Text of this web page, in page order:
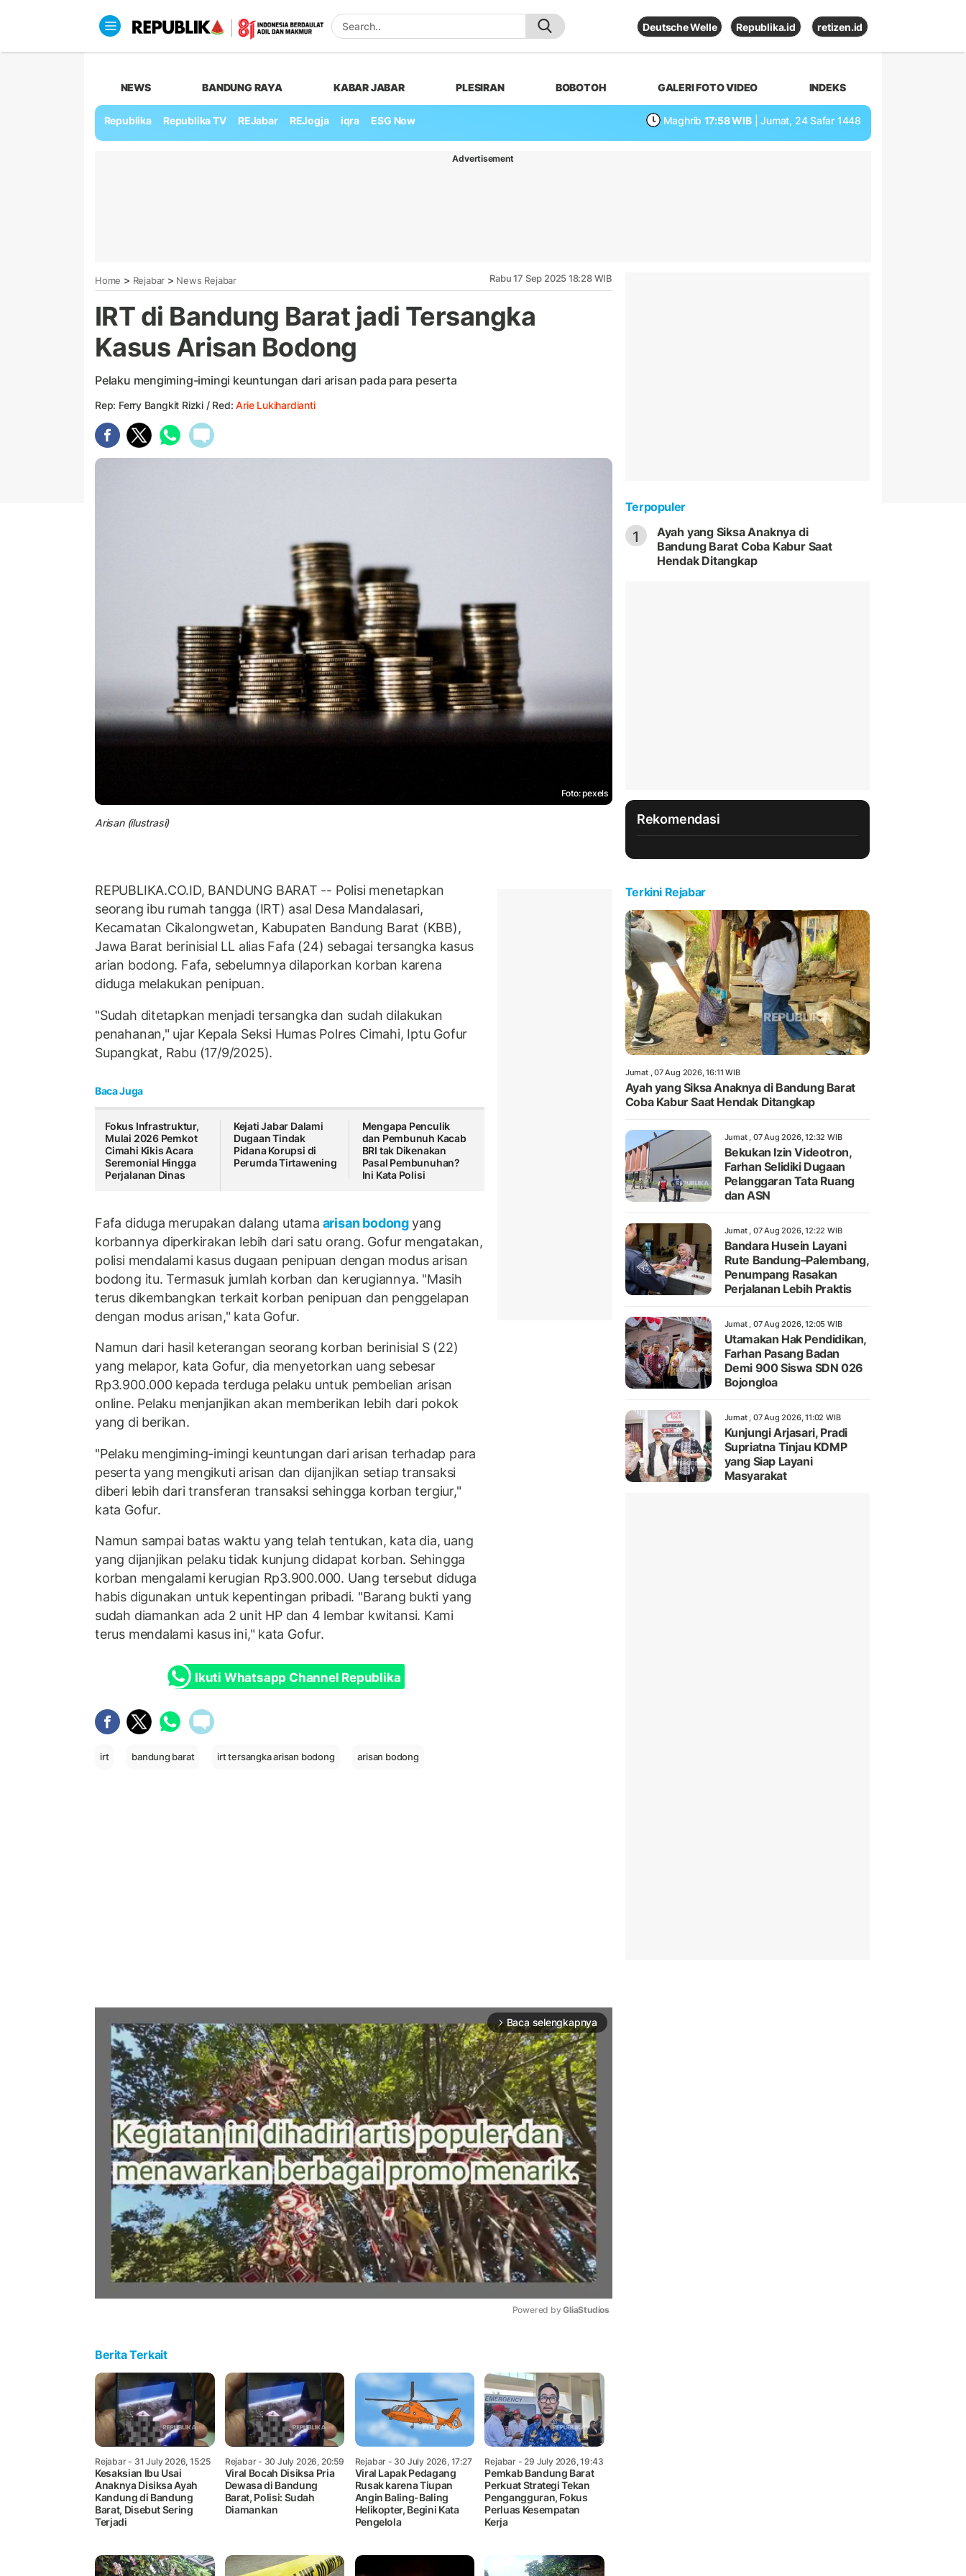
Deutsche Welle Republika.id retizen.id
NEWS BANDUNG RAYA KABAR JABAR PLESIRAN BOBOTOH GALERI FOTO VIDEO INDEKS
Republika Republika TV REJabar REJogja iqra ESG Now Maghrib 17:58 WIB | Jumat, 24 Safar 1448
Advertisement
Home > Rejabar > News Rejabar Rabu 17 Sep 2025 18:28 WIB
IRT di Bandung Barat jadi Tersangka
Kasus Arisan Bodong
Pelaku mengiming-imingi keuntungan dari arisan pada para peserta
Rep: Ferry Bangkit Rizki / Red:Arie Lukihardianti
Foto: pexels
Arisan (ilustrasi)
REPUBLIKA.CO.ID, BANDUNG BARAT -- Polisi menetapkan
seorang ibu rumah tangga (IRT) asal Desa Mandalasari,
Kecamatan Cikalongwetan, Kabupaten Bandung Barat (KBB),
Jawa Barat berinisial LL alias Fafa (24) sebagai tersangka kasus
arian bodong. Fafa, sebelumnya dilaporkan korban karena
diduga melakukan penipuan.
"Sudah ditetapkan menjadi tersangka dan sudah dilakukan
penahanan," ujar Kepala Seksi Humas Polres Cimahi, Iptu Gofur
Supangkat, Rabu (17/9/2025).
Baca Juga
Fokus Infrastruktur,
Mulai 2026 Pemkot
Cimahi Kikis Acara
Seremonial Hingga
Perjalanan Dinas
Kejati Jabar Dalami
Dugaan Tindak
Pidana Korupsi di
Perumda Tirtawening
Mengapa Penculik
dan Pembunuh Kacab
BRI tak Dikenakan
Pasal Pembunuhan?
Ini Kata Polisi
Fafa diduga merupakan dalang utama arisan bodongyang
korbannya diperkirakan lebih dari satu orang. Gofur mengatakan,
polisi mendalami kasus dugaan penipuan dengan modus arisan
bodong itu. Termasuk jumlah korban dan kerugiannya. "Masih
terus dikembangkan terkait korban penipuan dan penggelapan
dengan modus arisan," kata Gofur.
Namun dari hasil keterangan seorang korban berinisial S (22)
yang melapor, kata Gofur, dia menyetorkan uang sebesar
Rp3.900.000 kepada terduga pelaku untuk pembelian arisan
online. Pelaku menjanjikan akan memberikan lebih dari pokok
yang di berikan.
"Pelaku mengiming-imingi keuntungan dari arisan terhadap para
peserta yang mengikuti arisan dan dijanjikan setiap transaksi
diberi lebih dari transferan transaksi sehingga korban tergiur,"
kata Gofur.
Namun sampai batas waktu yang telah tentukan, kata dia, uang
yang dijanjikan pelaku tidak kunjung didapat korban. Sehingga
korban mengalami kerugian Rp3.900.000. Uang tersebut diduga
habis digunakan untuk kepentingan pribadi. "Barang bukti yang
sudah diamankan ada 2 unit HP dan 4 lembar kwitansi. Kami
terus mendalami kasus ini," kata Gofur.
Ikuti Whatsapp Channel Republika
irt bandung barat irt tersangka arisan bodong arisan bodong
arrow_forward_ios Baca selengkapnya
Powered by GliaStudios
Berita Terkait
Rejabar- 31 July 2026, 15:25
Kesaksian Ibu Usai
Anaknya Disiksa Ayah
Kandung di Bandung
Barat, Disebut Sering
Terjadi
Rejabar- 30 July 2026, 20:59
Viral Bocah Disiksa Pria
Dewasa di Bandung
Barat, Polisi: Sudah
Diamankan
Rejabar - 30 July 2026, 17:27
Viral Lapak Pedagang
Rusak karena Tiupan
Angin Baling-Baling
Helikopter, Begini Kata
Pengelola
Rejabar- 29 July 2026, 19:43
Pemkab Bandung Barat
Perkuat Strategi Tekan
Pengangguran, Fokus
Perluas Kesempatan
Kerja
Terpopuler
1
Ayah yang Siksa Anaknya di
Bandung Barat Coba Kabur Saat
Hendak Ditangkap
Rekomendasi
Terkini Rejabar
Jumat , 07 Aug 2026, 16:11 WIB
Ayah yang Siksa Anaknya di Bandung Barat
Coba Kabur Saat Hendak Ditangkap
Jumat , 07 Aug 2026, 12:32 WIB
Bekukan Izin Videotron,
Farhan Selidiki Dugaan
Pelanggaran Tata Ruang
dan ASN
Jumat , 07 Aug 2026, 12:22 WIB
Bandara Husein Layani
Rute Bandung–Palembang,
Penumpang Rasakan
Perjalanan Lebih Praktis
Jumat , 07 Aug 2026, 12:05 WIB
Utamakan Hak Pendidikan,
Farhan Pasang Badan
Demi 900 Siswa SDN 026
Bojongloa
Jumat , 07 Aug 2026, 11:02 WIB
Kunjungi Arjasari, Pradi
Supriatna Tinjau KDMP
yang Siap Layani
Masyarakat